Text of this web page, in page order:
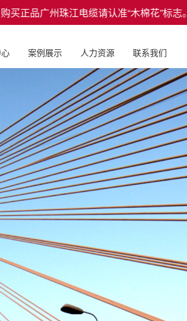
正品广州珠江电缆请认准“木棉花”标志。
案例展示 人力资源 联系我们